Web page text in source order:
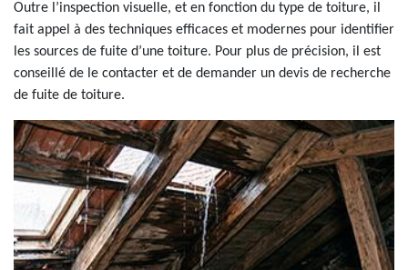
Outre l’inspection visuelle, et en fonction du type de toiture, il
fait appel à des techniques efficaces et modernes pour identifier
les sources de fuite d’une toiture. Pour plus de précision, il est
conseillé de le contacter et de demander un devis de recherche
de fuite de toiture.